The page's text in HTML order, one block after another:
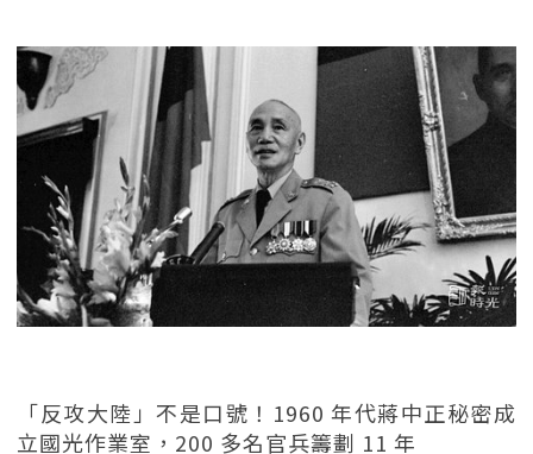
「反攻大陸」不是口號！1960 年代蔣中正秘密成
立國光作業室，200 多名官兵籌劃 11 年